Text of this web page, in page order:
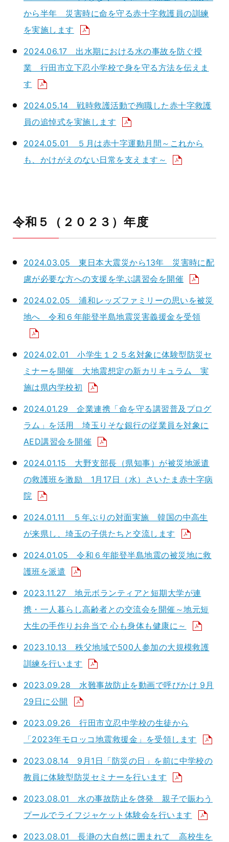
から半年 災害時に命を守る赤十字救護員の訓練
を実施します
2024.06.17 出水期における水の事故を防ぐ授
業 行田市立下忍小学校で身を守る方法を伝えま
す
2024.05.14 戦時救護活動で殉職した赤十字救護
員の追悼式を実施します
2024.05.01 ５月は赤十字運動月間～これから
も、かけがえのない日常を支えます～
令和５（２０２３）年度
2024.03.05 東日本大震災から13年 災害時に配
慮が必要な方への支援を学ぶ講習会を開催
2024.02.05 浦和レッズファミリーの思いを被災
地へ 令和６年能登半島地震災害義援金を受領
2024.02.01 小学生１２５名対象に体験型防災セ
ミナーを開催 大地震想定の新カリキュラム 実
施は県内学校初
2024.01.29 企業連携「命を守る講習普及プログ
ラム」を活用 埼玉りそな銀行の従業員を対象に
AED講習会を開催
2024.01.15 大野支部長（県知事）が被災地派遣
の救護班を激励 1月17日（水）さいたま赤十字病
院
2024.01.11 ５年ぶりの対面実施 韓国の中高生
が来県し、埼玉の子供たちと交流します
2024.01.05 令和６年能登半島地震の被災地に救
護班を派遣
2023.11.27 地元ボランティアと短期大学が連
携・一人暮らし高齢者との交流会を開催～地元短
大生の手作りお弁当で 心も身体も健康に～
2023.10.13 秩父地域で500人参加の大規模救護
訓練を行います
2023.09.28 水難事故防止を動画で呼びかけ 9月
29日に公開
2023.09.26 行田市立忍中学校の生徒から
「2023年モロッコ地震救援金」を受領します
2023.08.14 9月1日「防災の日」を前に中学校の
教員に体験型防災セミナーを行います
2023.08.01 水の事故防止を啓発 親子で賑わう
プールでライフジャケット体験会を行います
2023.08.01 長瀞の大自然に囲まれて 高校生を